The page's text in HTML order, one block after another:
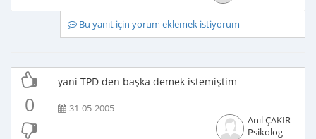
Bu yanıt için yorum eklemek istiyorum
0
yani TPD den başka demek istemiştim
31-05-2005
Anıl ÇAKIR
Psikolog